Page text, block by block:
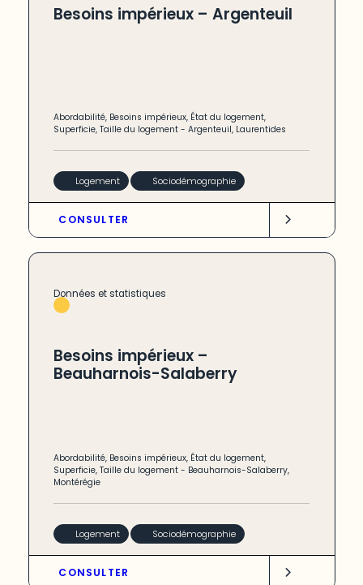
Besoins impérieux – Argenteuil
Abordabilité, Besoins impérieux, État du logement,
Superficie,Taille du logement -Argenteuil, Laurentides
Logement Sociodémographie
CONSULTER
Données et statistiques
Besoins impérieux –
Beauharnois-Salaberry
Abordabilité, Besoins impérieux, État du logement,
Superficie,Taille du logement - Beauharnois-Salaberry,
Montérégie
Logement Sociodémographie
CONSULTER